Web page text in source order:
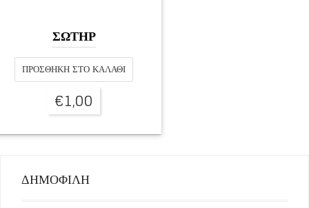
ΣΩΤΗΡ
ΠΡΟΣΘΉΚΗ ΣΤΟ ΚΑΛΆΘΙ
€1,00
ΔΗΜΟΦΙΛΗ